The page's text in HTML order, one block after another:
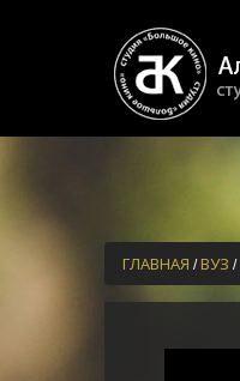
ГЛАВНАЯ ВУЗ